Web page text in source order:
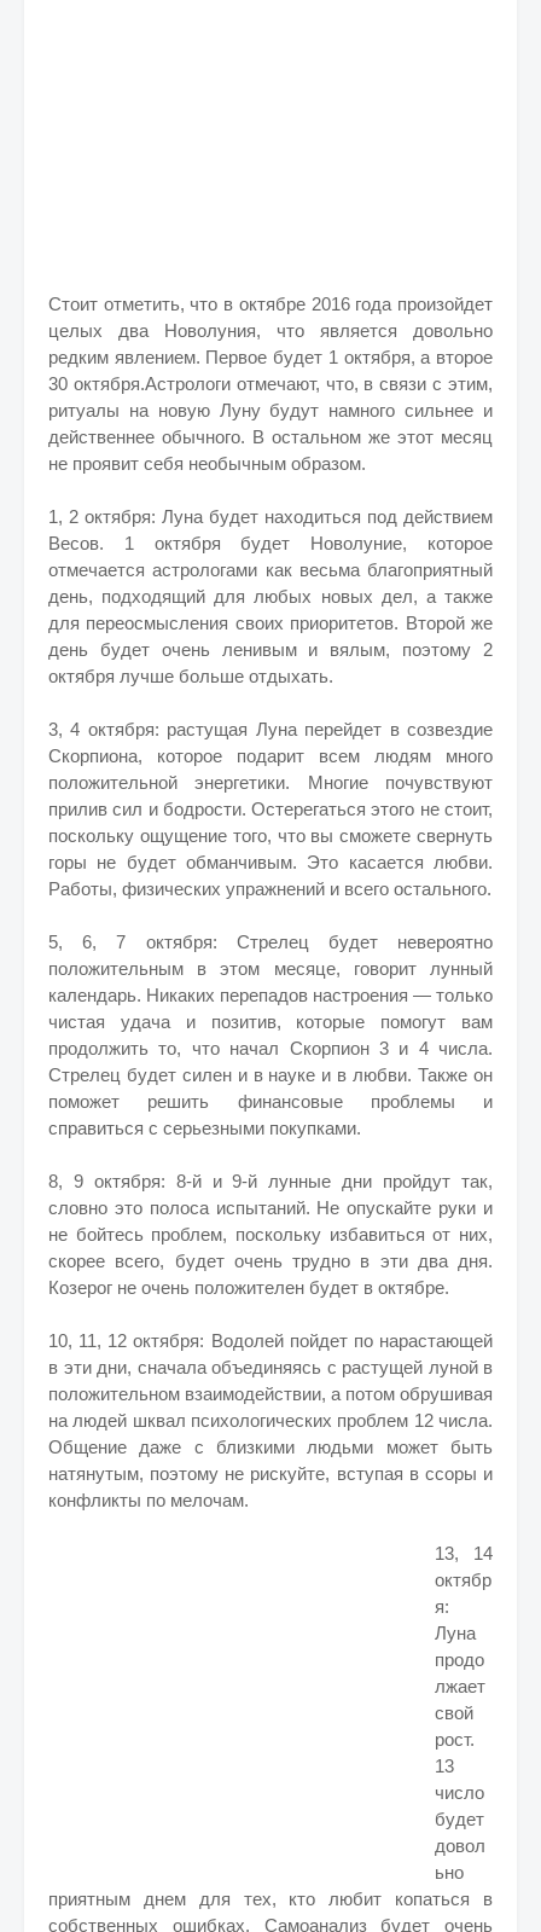
Стоит отметить, что в октябре 2016 года произойдет
целых два Новолуния, что является довольно
редким явлением. Первое будет 1 октября, а второе
30 октября.Астрологи отмечают, что, в связи с этим,
ритуалы на новую Луну будут намного сильнее и
действеннее обычного. В остальном же этот месяц
не проявит себя необычным образом.
1, 2 октября: Луна будет находиться под действием
Весов. 1 октября будет Новолуние, которое
отмечается астрологами как весьма благоприятный
день, подходящий для любых новых дел, а также
для переосмысления своих приоритетов. Второй же
день будет очень ленивым и вялым, поэтому 2
октября лучше больше отдыхать.
3, 4 октября: растущая Луна перейдет в созвездие
Скорпиона, которое подарит всем людям много
положительной энергетики. Многие почувствуют
прилив сил и бодрости. Остерегаться этого не стоит,
поскольку ощущение того, что вы сможете свернуть
горы не будет обманчивым. Это касается любви.
Работы, физических упражнений и всего остального.
5, 6, 7 октября: Стрелец будет невероятно
положительным в этом месяце, говорит лунный
календарь. Никаких перепадов настроения — только
чистая удача и позитив, которые помогут вам
продолжить то, что начал Скорпион 3 и 4 числа.
Стрелец будет силен и в науке и в любви. Также он
поможет решить финансовые проблемы и
справиться с серьезными покупками.
8, 9 октября: 8-й и 9-й лунные дни пройдут так,
словно это полоса испытаний. Не опускайте руки и
не бойтесь проблем, поскольку избавиться от них,
скорее всего, будет очень трудно в эти два дня.
Козерог не очень положителен будет в октябре.
10, 11, 12 октября: Водолей пойдет по нарастающей
в эти дни, сначала объединяясь с растущей луной в
положительном взаимодействии, а потом обрушивая
на людей шквал психологических проблем 12 числа.
Общение даже с близкими людьми может быть
натянутым, поэтому не рискуйте, вступая в ссоры и
конфликты по мелочам.
13, 14
октябр
я:
Луна
продо
лжает
свой
рост.
13
число
будет
довол
ьно
приятным днем для тех, кто любит копаться в
собственных ошибках. Самоанализ будет очень